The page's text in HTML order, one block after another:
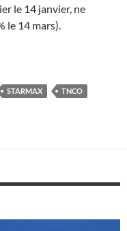
le 14 janvier, ne
le 14 mars).
et son reflet sur un
STARMAX
TNCO